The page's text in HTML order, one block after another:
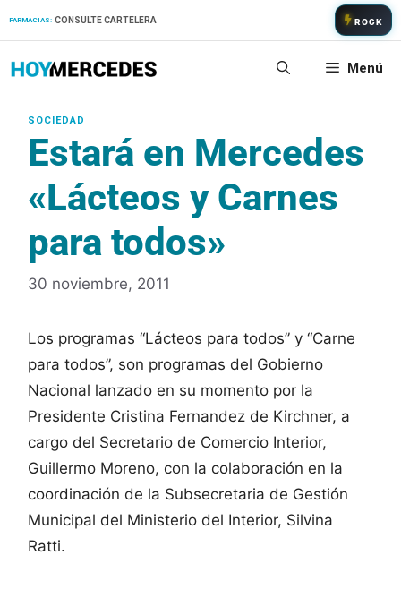
FARMACIAS: CONSULTE CARTELERA ROCK
Menú
Estará en Mercedes
«Lácteos y Carnes
para todos»
30 noviembre, 2011
Los programas “Lácteos para todos” y “Carne
para todos”, son programas del Gobierno
Nacional lanzado en su momento por la
Presidente Cristina Fernandez de Kirchner, a
cargo del Secretario de Comercio Interior,
Guillermo Moreno, con la colaboración en la
coordinación de la Subsecretaria de Gestión
Municipal del Ministerio del Interior, Silvina
Ratti.